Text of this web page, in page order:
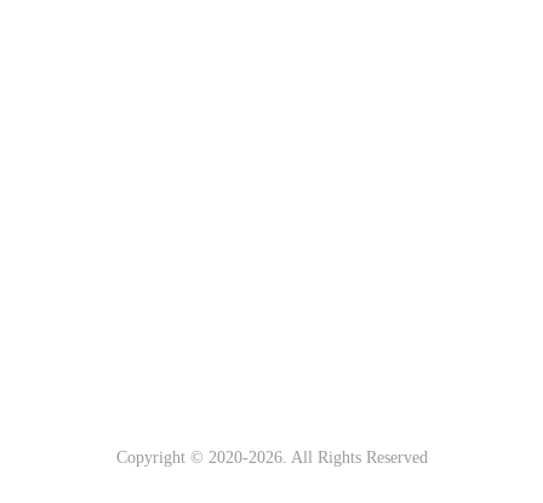
Copyright © 2020-2026. All Rights Reserved